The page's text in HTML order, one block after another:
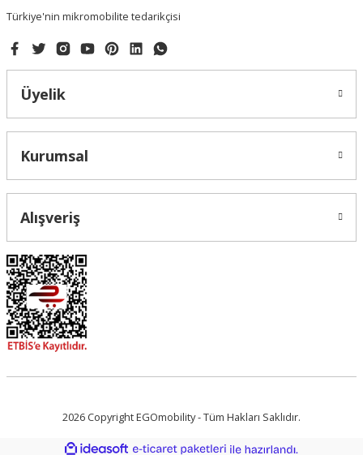
Türkiye'nin mikromobilite tedarikçisi
Üyelik
Kurumsal
Alışveriş
2026 Copyright EGOmobility - Tüm Hakları Saklıdır.
ideasoft e-